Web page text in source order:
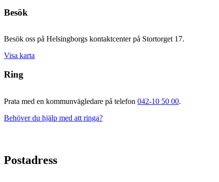
Besök
Besök oss på Helsingborgs kontaktcenter på Stortorget 17.
Visa karta
Ring
Prata med en kommunvägledare på telefon 042-10 50 00.
Behöver du hjälp med att ringa?
Postadress